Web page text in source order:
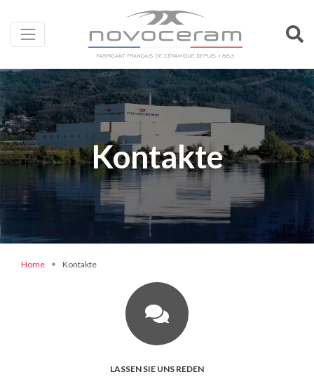
Kontakte
Home Kontakte
LASSEN SIE UNS REDEN